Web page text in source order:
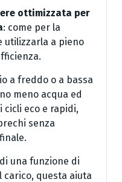
ottimizzata per
: come per la
utilizzarla a pieno
a freddo o a bassa
meno acqua ed
cicli eco e rapidi,
senza
una funzione di
questa aiuta